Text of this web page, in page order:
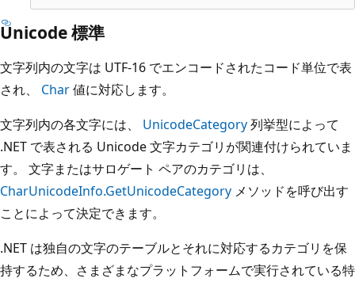
Unicode 標準
文字列内の文字は UTF-16 でエンコードされたコード単位で表
され、 Char値に対応します。
文字列内の各文字には、 UnicodeCategory列挙型によって
.NET で表される Unicode 文字カテゴリが関連付けられていま
す。 文字またはサロゲート ペアのカテゴリは、
CharUnicodeInfo.GetUnicodeCategory メソッドを呼び出す
ことによって決定できます。
.NET は独自の文字のテーブルとそれに対応するカテゴリを保
持するため、さまざまなプラットフォームで実行されている特